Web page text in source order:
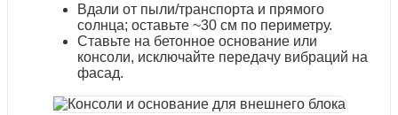
Вдали от пыли/транспорта и прямого
солнца; оставьте ~30 см по периметру.
Ставьте на бетонное основание или
консоли, исключайте передачу вибраций на
фасад.